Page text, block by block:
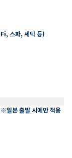
스파, 세탁 등)
일본 출발 시에만 적용